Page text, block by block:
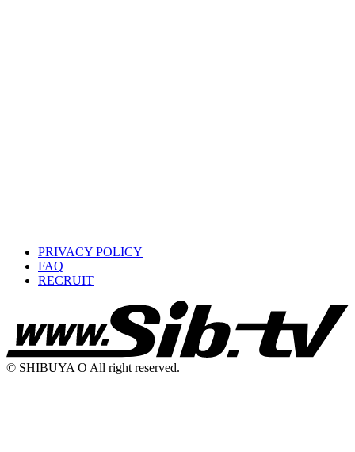
PRIVACY POLICY
FAQ
RECRUIT
© SHIBUYA O All right reserved.